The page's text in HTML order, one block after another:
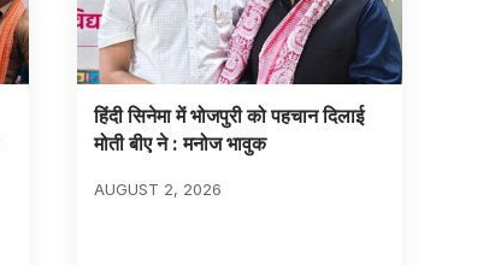
हिंदी सिनेमा में भोजपुरी को पहचान दिलाई
मोती बीए ने : मनोज भावुक
AUGUST 2, 2026